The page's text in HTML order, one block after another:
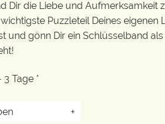
Dir die Liebe und Aufmerksamkeit
Puzzleteil Deines
und gönn Dir ein Schlüsselband
3 Tage *
+